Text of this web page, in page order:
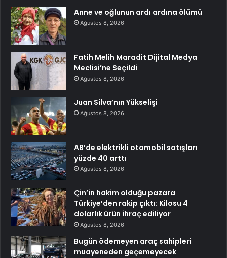
Anne ve oğlunun ardı ardına ölümü
Ağustos 8, 2026
Fatih Melih Maradit Dijital Medya
Meclisi’ne Seçildi
Ağustos 8, 2026
Juan Silva’nın Yükselişi
Ağustos 8, 2026
AB’de elektrikli otomobil satışları
yüzde 40 arttı
Ağustos 8, 2026
Çin’in hakim olduğu pazara
Türkiye’den rakip çıktı: Kilosu 4
dolarlık ürün ihraç ediliyor
Ağustos 8, 2026
Bugün ödemeyen araç sahipleri
muayeneden geçemeyecek